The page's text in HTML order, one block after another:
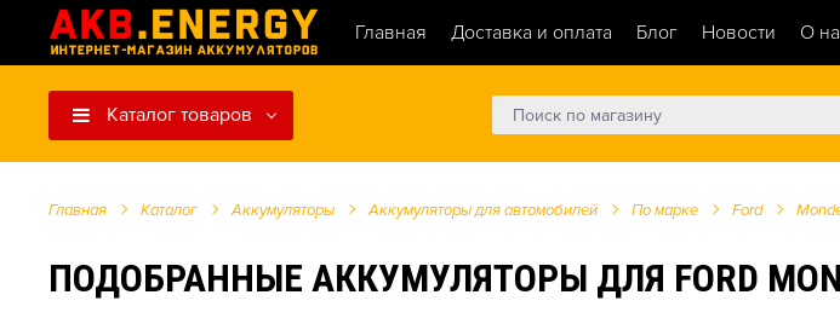
Главная Доставка и оплата Блог Новости О
Каталог товаров
Главная Каталог Аккумуляторы Аккумуляторы для автомобилей По марке Ford
ПОДОБРАННЫЕ АККУМУЛЯТОРЫ ДЛЯ FORD